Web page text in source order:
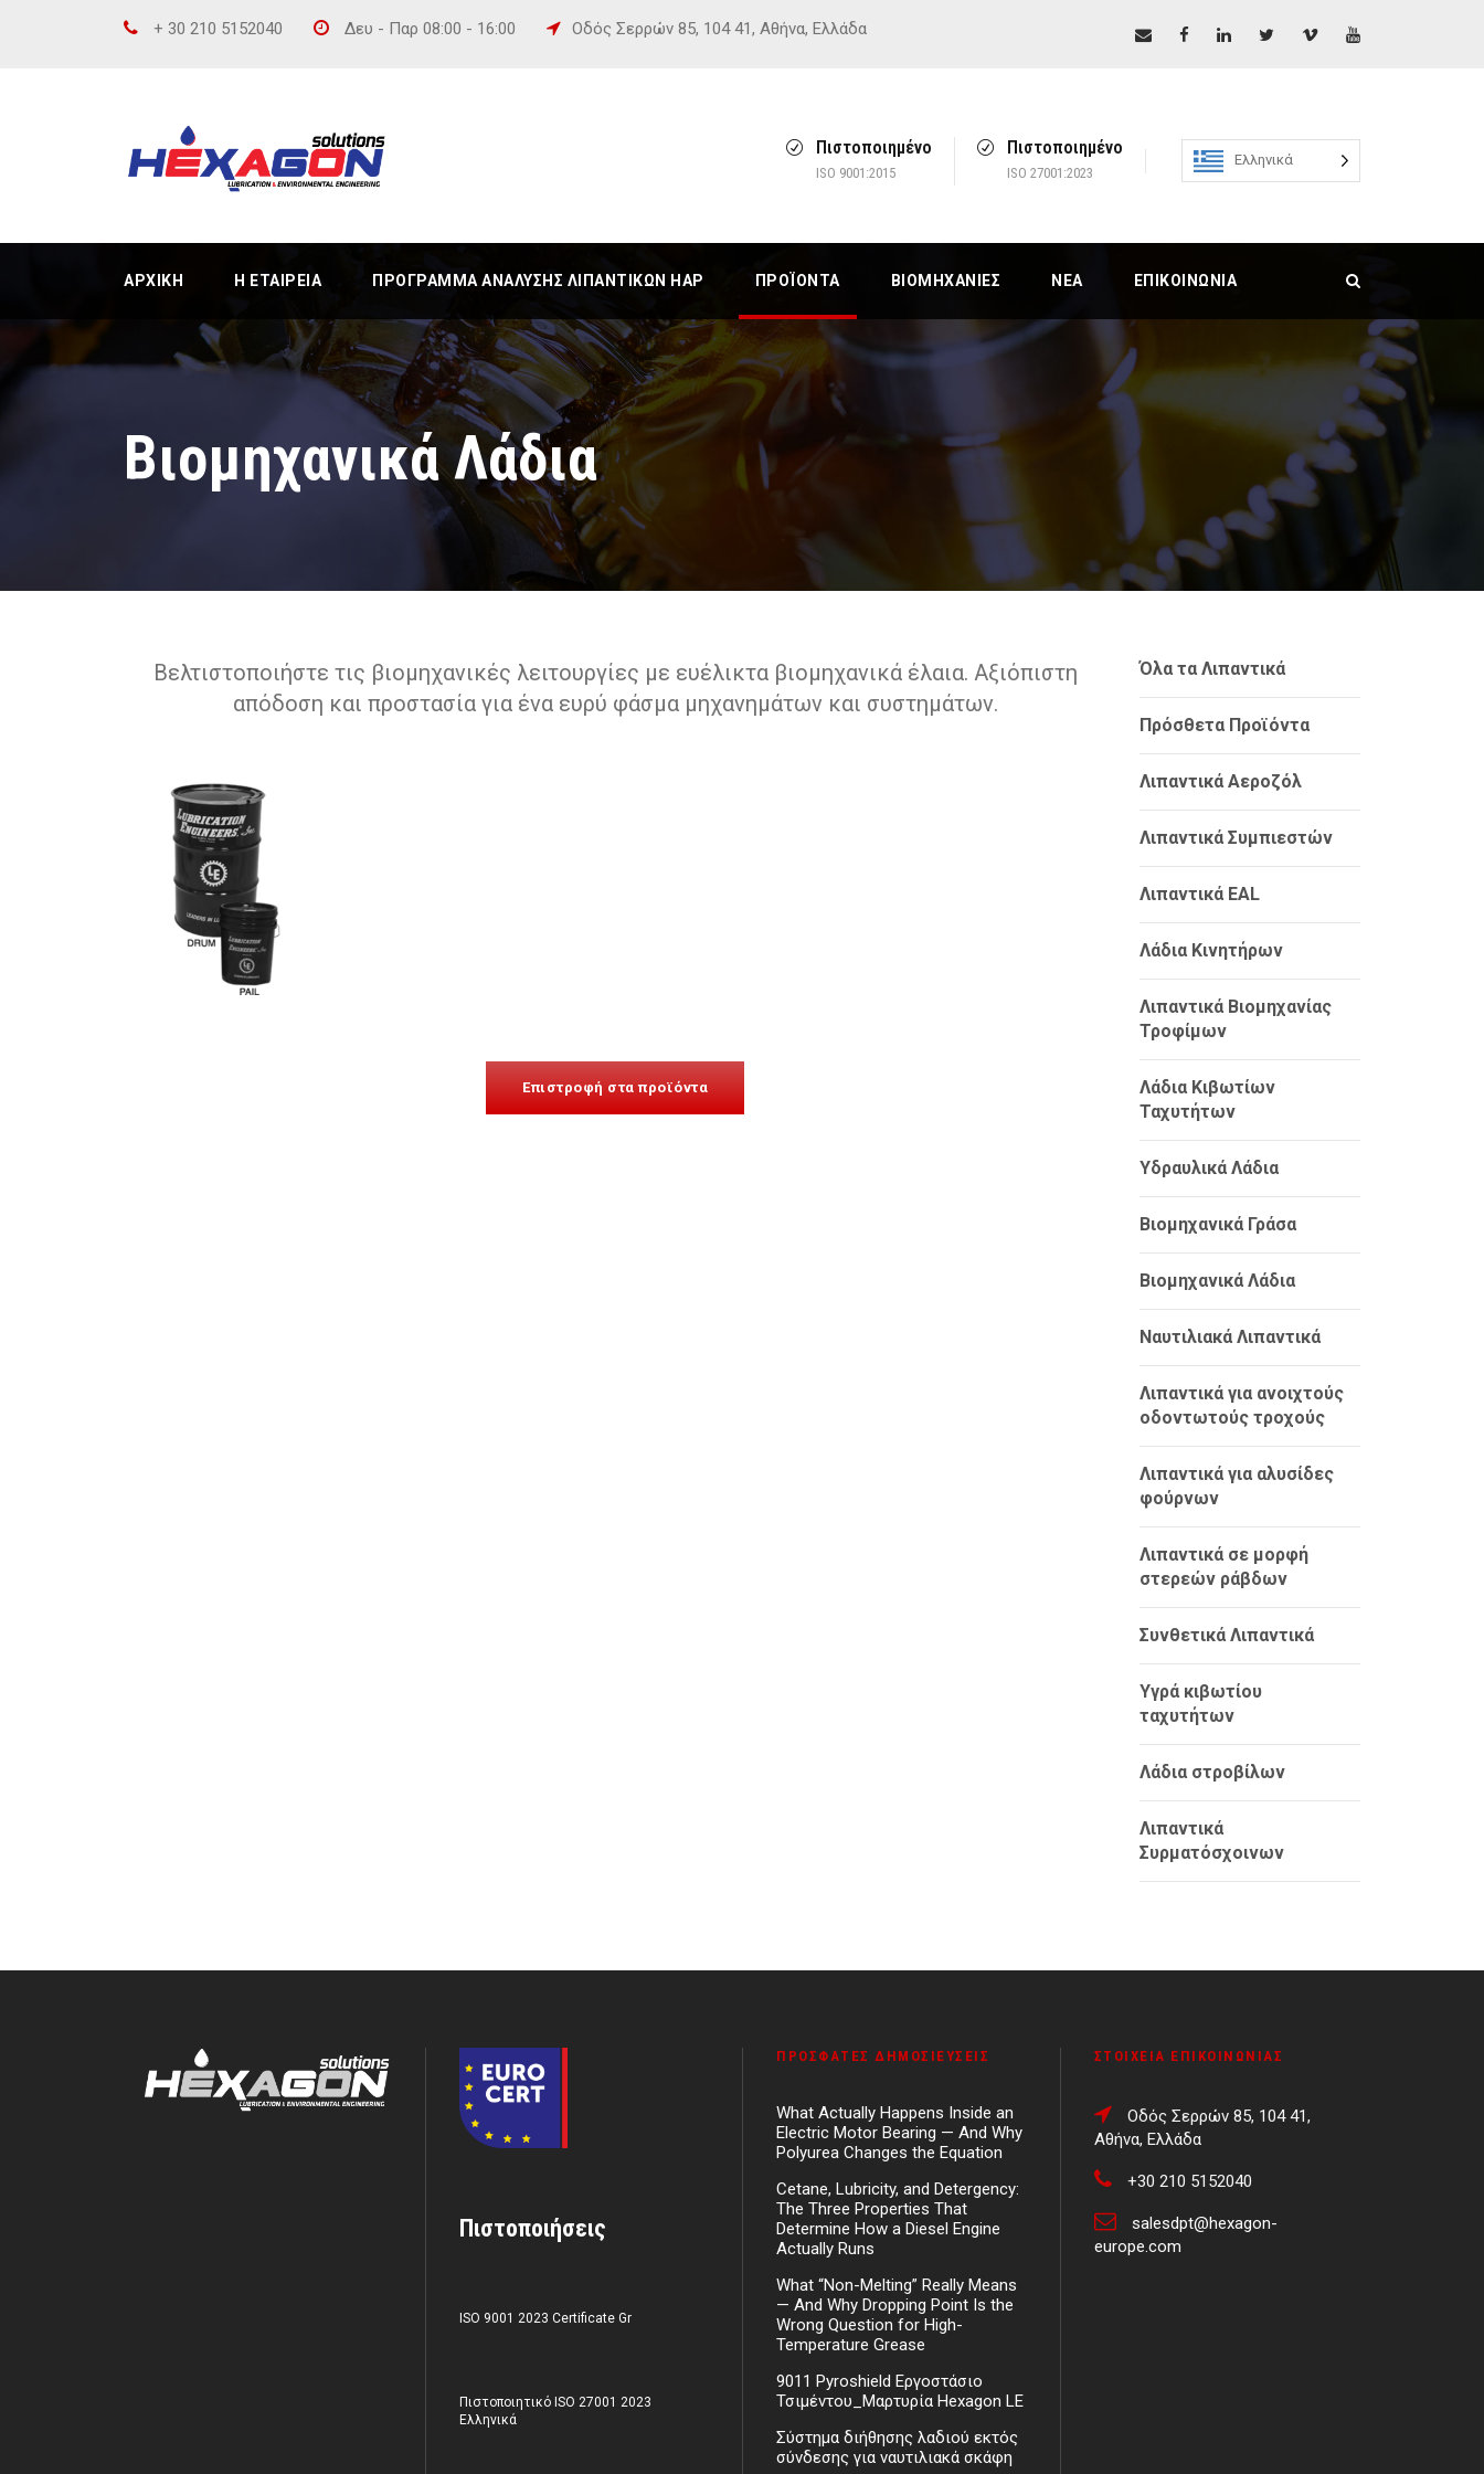
+ 30 210 5152040 Δευ - Παρ 08:00 - 16:00 Οδός Σερρών 85, 104 41, Αθήνα, Ελλάδα
Πιστοποιημένο
ISO 9001:2015
Πιστοποιημένο
ISO 27001:2023
Ελληνικά
ΑΡΧΙΚΉ Η ΕΤΑΙΡΕΊΑ ΠΡΌΓΡΑΜΜΑ ΑΝΆΛΥΣΗΣ ΛΙΠΑΝΤΙΚΏΝ HAP ΠΡΟΪΌΝΤΑ ΒΙΟΜΗΧΑΝΊΕΣ ΝΈΑ ΕΠΙΚΟΙΝΩΝΊΑ
Βιομηχανικά Λάδια
Βελτιστοποιήστε τις βιομηχανικές λειτουργίες με ευέλικτα βιομηχανικά έλαια. Αξιόπιστη
απόδοση και προστασία για ένα ευρύ φάσμα μηχανημάτων και συστημάτων.
Επιστροφή στα προϊόντα
Όλα τα Λιπαντικά
Πρόσθετα Προϊόντα
Λιπαντικά Αεροζόλ
Λιπαντικά Συμπιεστών
Λιπαντικά EAL
Λάδια Κινητήρων
Λιπαντικά Βιομηχανίας
Τροφίμων
Λάδια Κιβωτίων
Ταχυτήτων
Υδραυλικά Λάδια
Βιομηχανικά Γράσα
Βιομηχανικά Λάδια
Ναυτιλιακά Λιπαντικά
Λιπαντικά για ανοιχτούς
οδοντωτούς τροχούς
Λιπαντικά για αλυσίδες
φούρνων
Λιπαντικά σε μορφή
στερεών ράβδων
Συνθετικά Λιπαντικά
Υγρά κιβωτίου
ταχυτήτων
Λάδια στροβίλων
Λιπαντικά
Συρματόσχοινων
Πιστοποιήσεις
ISO 9001 2023 Certificate Gr
Πιστοποιητικό ISO 27001 2023
Ελληνικά
ΠΡΌΣΦΑΤΕΣ ΔΗΜΟΣΙΕΎΣΕΙΣ
What Actually Happens Inside an
Electric Motor Bearing — And Why
Polyurea Changes the Equation
Cetane, Lubricity, and Detergency:
The Three Properties That
Determine How a Diesel Engine
Actually Runs
What “Non-Melting” Really Means
— And Why Dropping Point Is the
Wrong Question for High-
Temperature Grease
9011 Pyroshield Εργοστάσιο
Τσιμέντου_Μαρτυρία Hexagon LE
Σύστημα διήθησης λαδιού εκτός
σύνδεσης για ναυτιλιακά σκάφη
ΣΤΟΙΧΕΊΑ ΕΠΙΚΟΙΝΩΝΊΑΣ
Οδός Σερρών 85, 104 41,
Αθήνα, Ελλάδα
+30 210 5152040
salesdpt@hexagon-
europe.com